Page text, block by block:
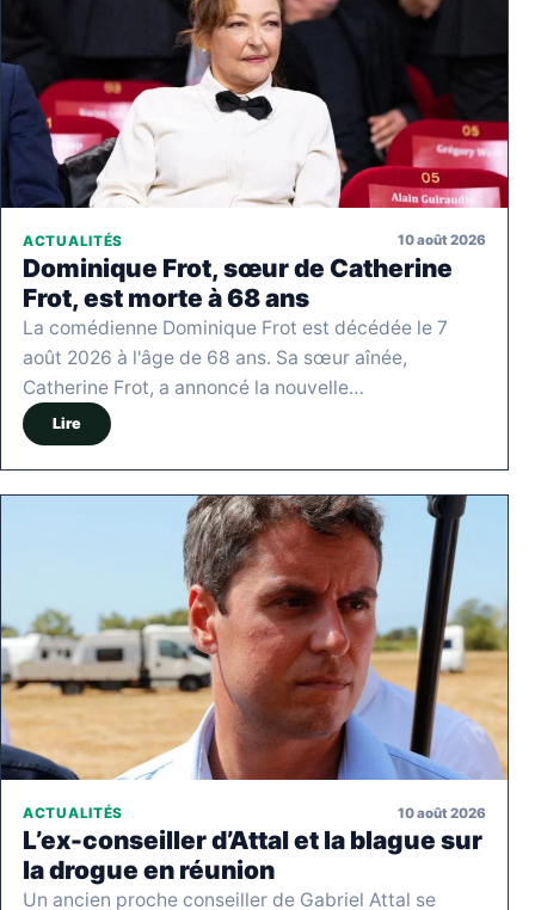
ACTUALITÉS 10 août 2026
Dominique Frot, sœur de Catherine
Frot, est morte à 68 ans
La comédienne Dominique Frot est décédée le 7
août 2026 à l'âge de 68 ans. Sa sœur aînée,
Catherine Frot, a annoncé la nouvelle…
Lire
ACTUALITÉS 10 août 2026
L’ex-conseiller d’Attal et la blague sur
la drogue en réunion
Un ancien proche conseiller de Gabriel Attal se